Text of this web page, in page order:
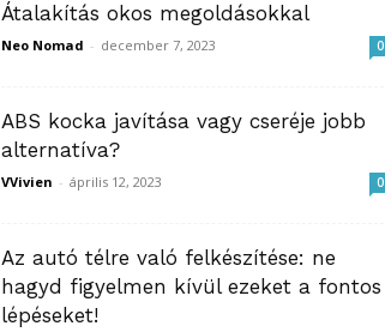
Átalakítás okos megoldásokkal
Neo Nomad - december 7, 2023 0
ABS kocka javítása vagy cseréje jobb
alternatíva?
VVivien - április 12, 2023 0
Az autó télre való felkészítése: ne
hagyd figyelmen kívül ezeket a fontos
lépéseket!